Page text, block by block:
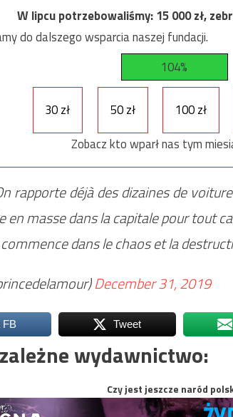
W lipcu potrzebowaliśmy:15 000zł,
do dalszego wsparcia naszej fundacji.
104%
30 zł 50 zł 100 zł
Zobacz kto wparł nas tym
rapporte déjà des dizaines de
en masse dans la capitale pour tout
dans le chaos et la
December 31, 2019
FB Tweet
wydawnictwo:
Czy jest jeszcze naród